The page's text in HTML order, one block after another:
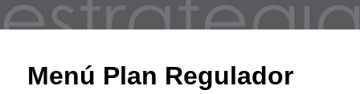
Menú Plan Regulador